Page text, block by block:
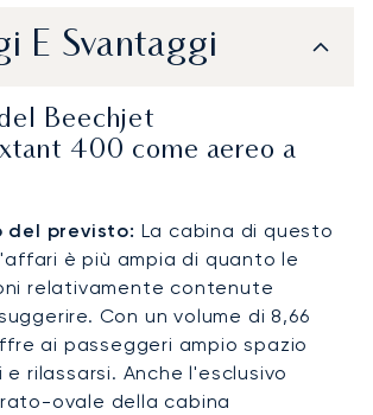
E Svantaggi
Beechjet
400 come aereo a
del previsto: La cabina di questo
è più ampia di quanto le
relativamente contenute
Con un volume di 8,66
ai passeggeri ampio spazio
e rilassarsi. Anche l'esclusivo
ovale della cabina